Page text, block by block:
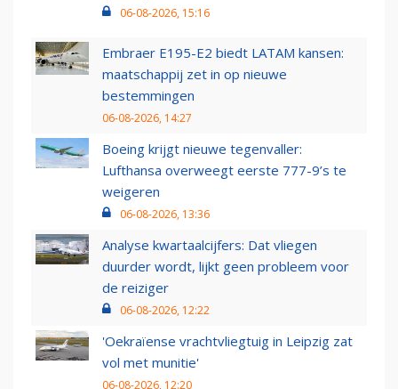
06-08-2026, 15:16
Embraer E195-E2 biedt LATAM kansen:
maatschappij zet in op nieuwe
bestemmingen
06-08-2026, 14:27
Boeing krijgt nieuwe tegenvaller:
Lufthansa overweegt eerste 777-9’s te
weigeren
06-08-2026, 13:36
Analyse kwartaalcijfers: Dat vliegen
duurder wordt, lijkt geen probleem voor
de reiziger
06-08-2026, 12:22
'Oekraïense vrachtvliegtuig in Leipzig zat
vol met munitie'
06-08-2026, 12:20